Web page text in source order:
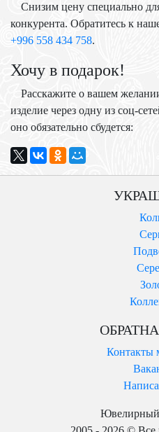
Снизим цену специально
конкурента. Обратитесь к
+996 558 434 758.
Хочу в подарок!
Расскажите о вашем
изделие через одну из соц-
оно обязательно сбудется:
Контакты